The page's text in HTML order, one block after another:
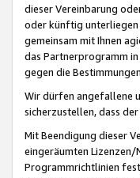
dieser Vereinbarung
oder künftig unterliegen
gemeinsam mit Ihnen
das Partnerprogramm
gegen die
Wir dürfen angefallene
sicherzustellen, dass
Mit Beendigung dieser
eingeräumten Lizenzen/
Programmrichtlinien